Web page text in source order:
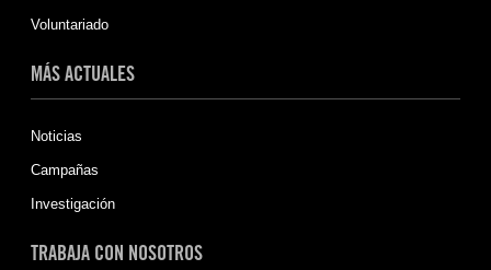
Voluntariado
MÁS ACTUALES
Noticias
Campañas
Investigación
TRABAJA CON NOSOTROS